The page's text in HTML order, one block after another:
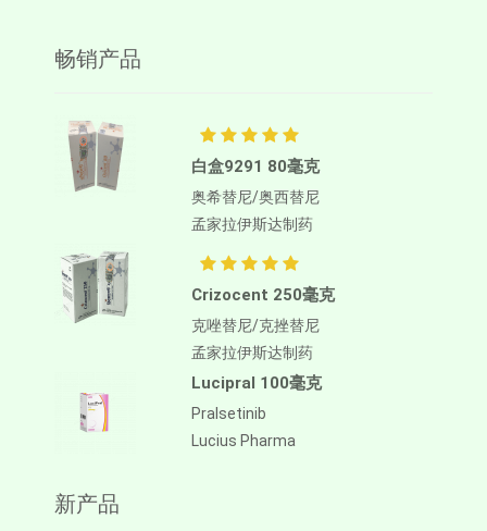
畅销产品
白盒9291 80毫克
奥希替尼/奥西替尼
孟家拉伊斯达制药
Crizocent 250毫克
克唑替尼/克挫替尼
孟家拉伊斯达制药
Lucipral 100毫克
Pralsetinib
Lucius Pharma
新产品